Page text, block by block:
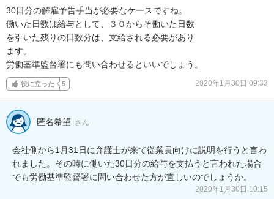
30日分の解雇予告手当が必要なケースですね。
働いた日数は給与として、３０からそ働いた日数
を引いた残りの日数分は、支給される必要があり
ます。
労働基準監督署にも問い合わせるといいでしょう。
役に立った 5 2020年1月30日 09:33
匿名希望 さん
会社側から1月31日に弁護士が来て従業員向けに説明を行うと言わ
れました。その時に働いた30日分の給与を支払うと言われた場合
でも労働基準監督署に問い合わせた方が宜しいのでしょうか。
2020年1月30日 10:15